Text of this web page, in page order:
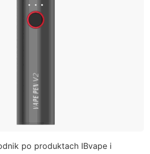
po produktach IBvape i